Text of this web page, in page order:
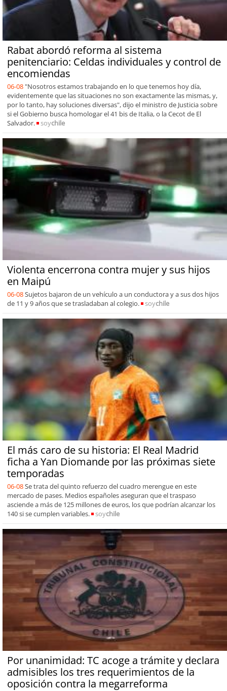
Rabat abordó reforma al sistema
penitenciario: Celdas individuales y control de
encomiendas
06-08 "Nosotros estamos trabajando en lo que tenemos hoy día,
evidentemente que las situaciones no son exactamente las mismas, y,
por lo tanto, hay soluciones diversas", dijo el ministro de Justicia sobre
si el Gobierno busca homologar el 41 bis de Italia, o la Cecot de El
Salvador.
soychile
Violenta encerrona contra mujer y sus hijos
en Maipú
06-08Sujetos bajaron de un vehículo a un conductora y a sus dos hijos
de 11 y 9 años que se trasladaban al colegio.
soychile
El más caro de su historia: El Real Madrid
ficha a Yan Diomande por las próximas siete
temporadas
06-08Se trata del quinto refuerzo del cuadro merengue en este
mercado de pases. Medios españoles aseguran que el traspaso
asciende a más de 125 millones de euros, los que podrían alcanzar los
140 si se cumplen variables.
soychile
Por unanimidad: TC acoge a trámite y declara
admisibles los tres requerimientos de la
oposición contra la megarreforma